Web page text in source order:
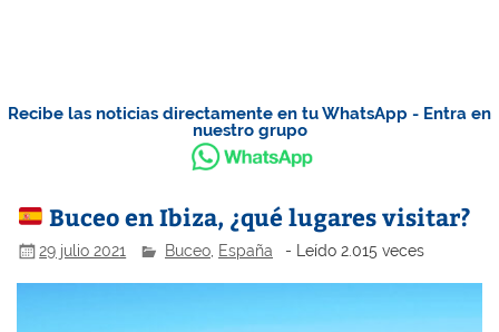
Recibe las noticias directamente en tu WhatsApp - Entra en
nuestro grupo
Buceo en Ibiza, ¿qué lugares visitar?
29 julio 2021 Buceo España - Leído 2.015 veces